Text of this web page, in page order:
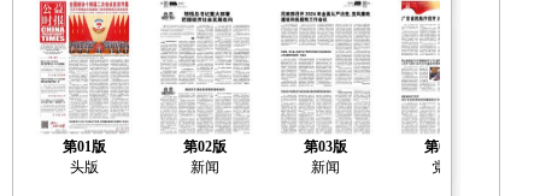
第01版
头版
第02版
新闻
第03版
新闻
第04版
党建